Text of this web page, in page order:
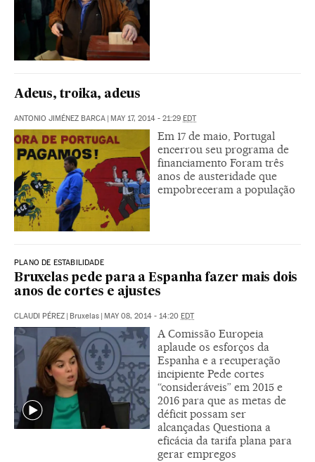
Adeus, troika, adeus
ANTONIO JIMÉNEZ BARCA MAY 17, 2014 - 21:29 EDT
Em 17 de maio, Portugal
encerrou seu programa de
financiamento Foram três
anos de austeridade que
empobreceram a população
PLANO DE ESTABILIDADE
Bruxelas pede para a Espanha fazer mais dois
anos de cortes e ajustes
CLAUDI PÉREZ Bruxelas MAY 08, 2014 - 14:20 EDT
A Comissão Europeia
aplaude os esforços da
Espanha e a recuperação
incipiente Pede cortes
“consideráveis” em 2015 e
2016 para que as metas de
déficit possam ser
alcançadas Questiona a
eficácia da tarifa plana para
gerar empregos